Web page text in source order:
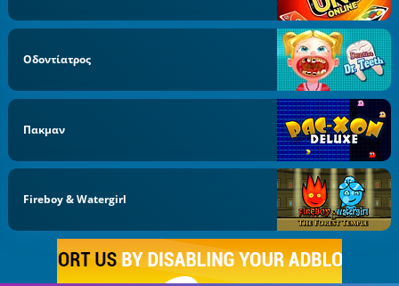
Οδοντίατρος
Πακμαν
Fireboy & Watergirl